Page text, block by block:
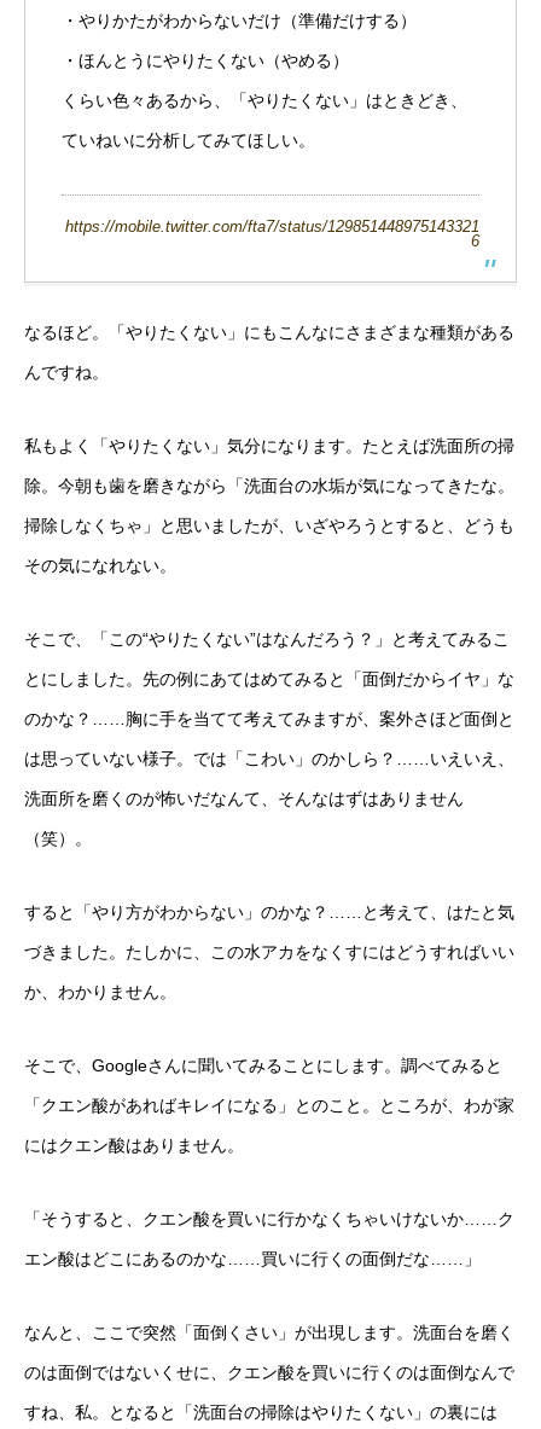
・やりかたがわからないだけ（準備だけする）
・ほんとうにやりたくない（やめる）
くらい色々あるから、「やりたくない」はときどき、
ていねいに分析してみてほしい。
https://mobile.twitter.com/fta7/status/129851448975143321
6
なるほど。「やりたくない」にもこんなにさまざまな種類がある
んですね。
私もよく「やりたくない」気分になります。たとえば洗面所の掃
除。今朝も歯を磨きながら「洗面台の水垢が気になってきたな。
掃除しなくちゃ」と思いましたが、いざやろうとすると、どうも
その気になれない。
そこで、「この“やりたくない”はなんだろう？」と考えてみるこ
とにしました。先の例にあてはめてみると「面倒だからイヤ」な
のかな？……胸に手を当てて考えてみますが、案外さほど面倒と
は思っていない様子。では「こわい」のかしら？……いえいえ、
洗面所を磨くのが怖いだなんて、そんなはずはありません
（笑）。
すると「やり方がわからない」のかな？……と考えて、はたと気
づきました。たしかに、この水アカをなくすにはどうすればいい
か、わかりません。
そこで、Googleさんに聞いてみることにします。調べてみると
「クエン酸があればキレイになる」とのこと。ところが、わが家
にはクエン酸はありません。
「そうすると、クエン酸を買いに行かなくちゃいけないか……ク
エン酸はどこにあるのかな……買いに行くの面倒だな……」
なんと、ここで突然「面倒くさい」が出現します。洗面台を磨く
のは面倒ではないくせに、クエン酸を買いに行くのは面倒なんで
すね、私。となると「洗面台の掃除はやりたくない」の裏には